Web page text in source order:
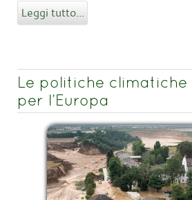
Leggi tutto...
Le politiche climatiche
per l’Europa